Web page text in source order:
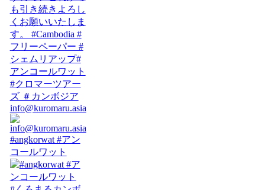
info@kuromaru.asia
#angkorwat #アン
コールワット